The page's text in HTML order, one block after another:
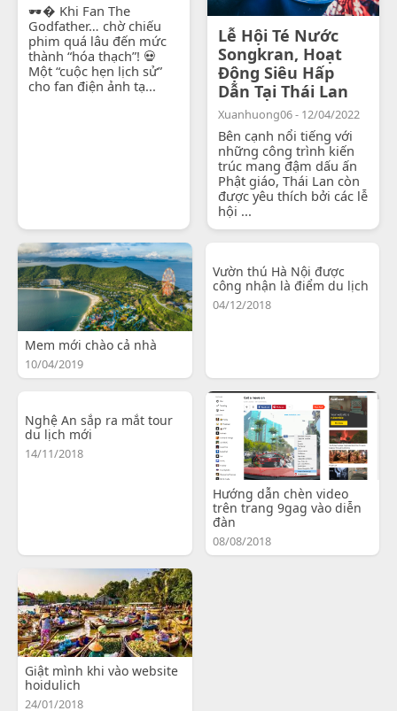
🕶� Khi Fan The
Godfather… chờ chiếu
phim quá lâu đến mức
thành “hóa thạch”! 💀
Một “cuộc hẹn lịch sử”
cho fan điện ảnh tạ...
Lễ Hội Té Nước
Songkran, Hoạt
Động Siêu Hấp
Dẫn Tại Thái Lan
Xuanhuong06 - 12/04/2022
Bên cạnh nổi tiếng với
những công trình kiến
trúc mang đậm dấu ấn
Phật giáo, Thái Lan còn
được yêu thích bởi các lễ
hội ...
Mem mới chào cả nhà
10/04/2019
Vườn thú Hà Nội được
công nhận là điểm du lịch
04/12/2018
Nghệ An sắp ra mắt tour
du lịch mới
14/11/2018
Hướng dẫn chèn video
trên trang 9gag vào diễn
đàn
08/08/2018
Giật mình khi vào website
hoidulich
24/01/2018